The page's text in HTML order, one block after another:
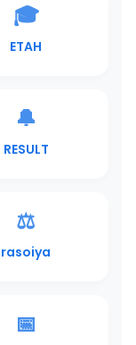
🎓
ETAH
🔔
RESULT
⚖️
rasoiya
📅